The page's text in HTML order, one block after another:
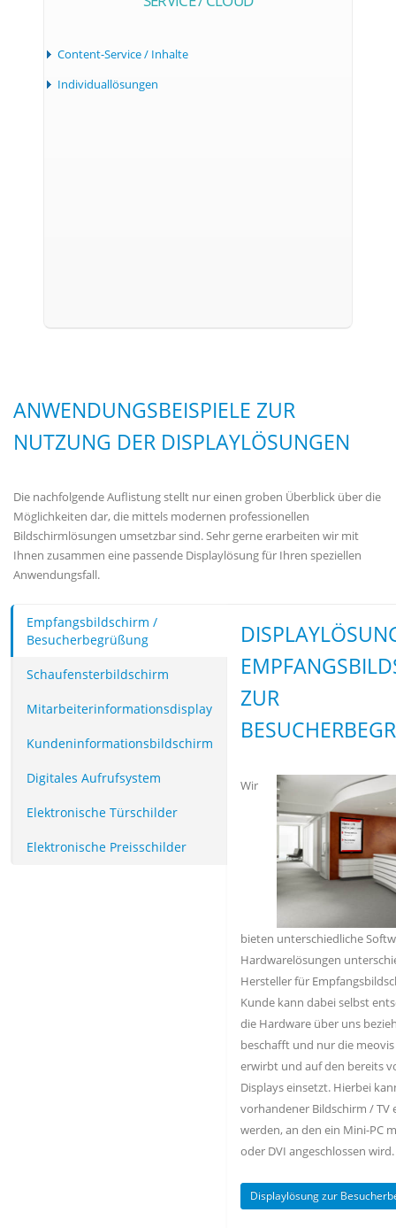
Content-Service / Inhalte
Individuallösungen
ANWENDUNGSBEISPIELE ZUR
NUTZUNG DER DISPLAYLÖSUNGEN
Die nachfolgende Auflistung stellt nur einen groben Überblick über die
Möglichkeiten dar, die mittels modernen professionellen
Bildschirmlösungen umsetzbar sind. Sehr gerne erarbeiten wir mit
Ihnen zusammen eine passende Displaylösung für Ihren speziellen
Anwendungsfall.
Empfangsbildschirm /
Besucherbegrüßung
Schaufensterbildschirm
Mitarbeiterinformationsdisplay
Kundeninformationsbildschirm
Digitales Aufrufsystem
Elektronische Türschilder
Elektronische Preisschilder
ZUR
Wir
bieten unterschiedliche
Hardwarelösungen
Hersteller für
Kunde kann dabei selbst
die Hardware über uns
beschafft und nur die
erwirbt und auf den bereits
Displays einsetzt. Hierbei
vorhandener Bildschirm / TV
werden, an den ein Mini-PC
oder DVI angeschlossen wird.
Displaylösung zur